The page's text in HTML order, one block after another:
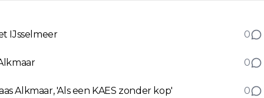
IJsselmeer 0
0
Alkmaar, 'Als een KAES zonder kop' 0